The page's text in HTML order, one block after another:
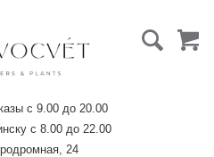
с 9.00 до 20.00
с 8.00 до 22.00
24